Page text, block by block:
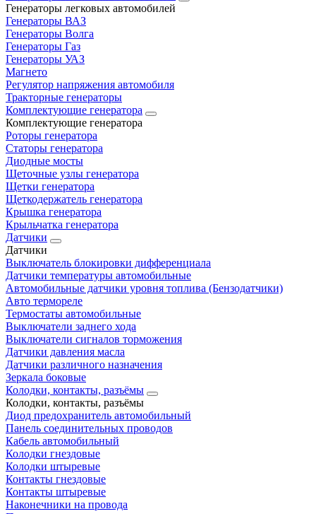
Генераторы легковых автомобилей
Генераторы ВАЗ
Генераторы Волга
Генераторы Газ
Генераторы УАЗ
Магнето
Регулятор напряжения автомобиля
Тракторные генераторы
Комплектующие генератора
Комплектующие генератора
Роторы генератора
Статоры генератора
Диодные мосты
Щеточные узлы генератора
Щетки генератора
Щеткодержатель генератора
Крышка генератора
Крыльчатка генератора
Датчики
Датчики
Выключатель блокировки дифференциала
Датчики температуры автомобильные
Автомобильные датчики уровня топлива (Бензодатчики)
Авто термореле
Термостаты автомобильные
Выключатели заднего хода
Выключатели сигналов торможения
Датчики давления масла
Датчики различного назначения
Зеркала боковые
Колодки, контакты, разъёмы
Колодки, контакты, разъёмы
Диод предохранитель автомобильный
Панель соединительных проводов
Кабель автомобильный
Колодки гнездовые
Колодки штыревые
Контакты гнездовые
Контакты штыревые
Наконечники на провода